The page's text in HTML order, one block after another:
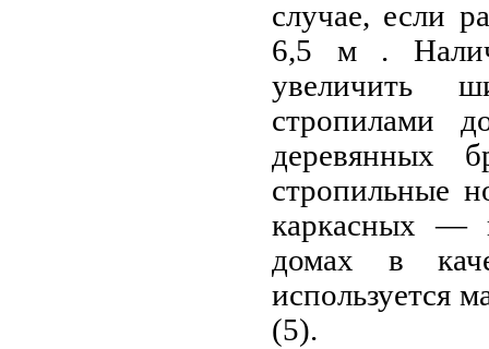
случае, если
6,5 м .
увеличить
деревянных
стропильные
каркасных —
домах в
используется
(5).